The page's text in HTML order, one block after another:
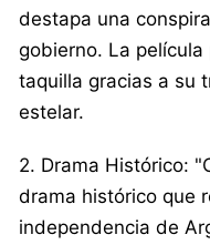
destapa una
gobierno. La
taquilla gracias a su
estelar.
2. Drama Histórico:
drama histórico que
independencia de